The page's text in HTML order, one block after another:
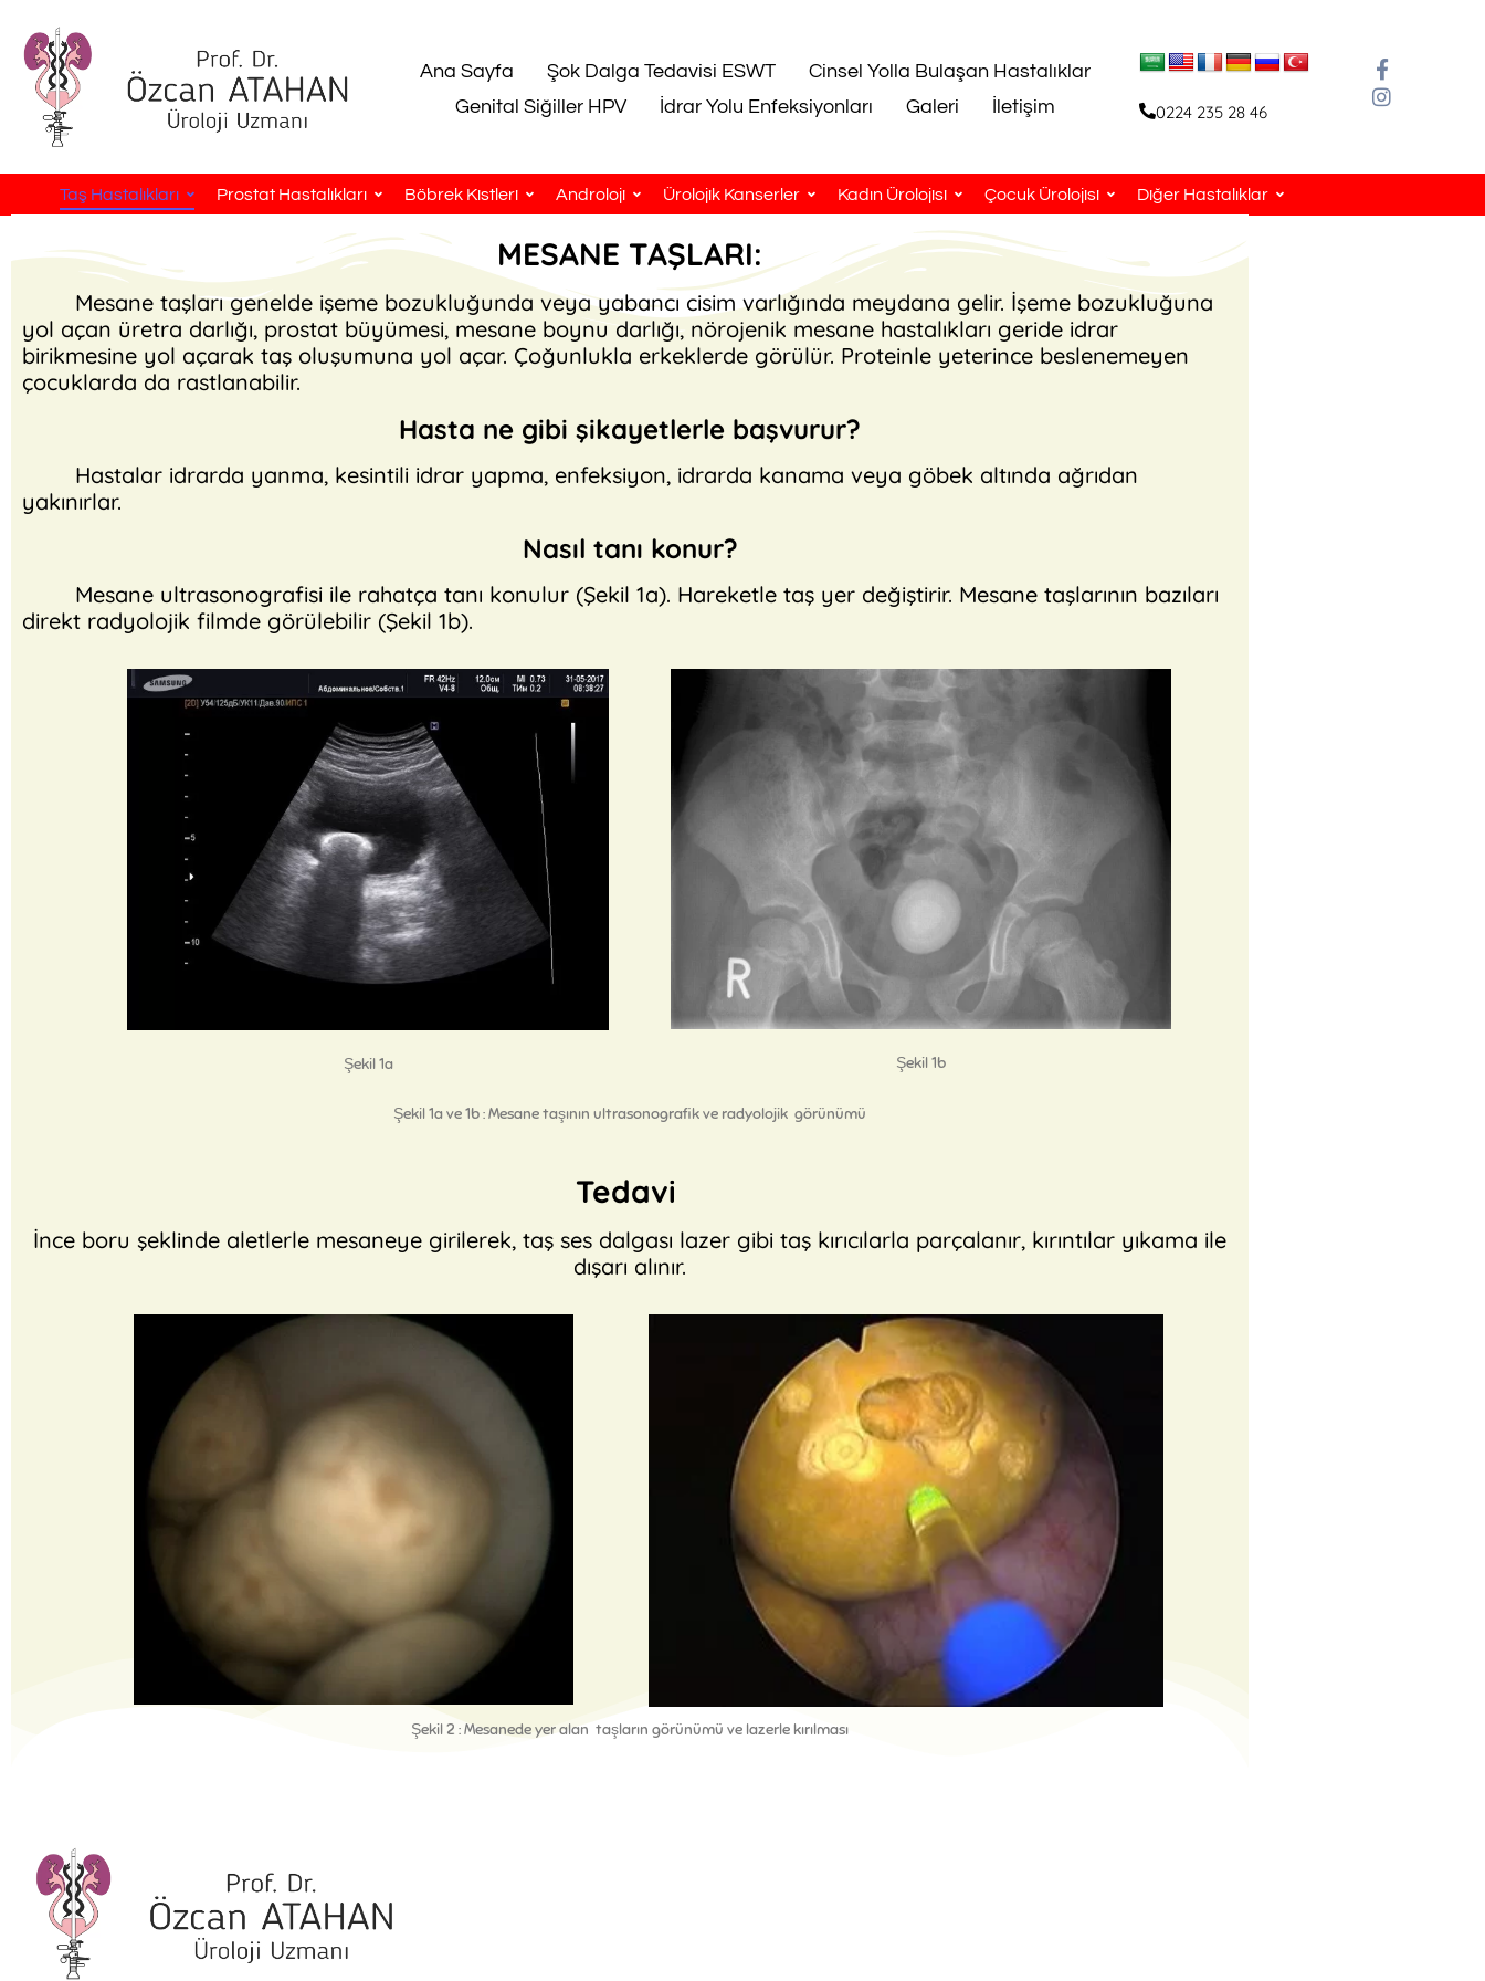
Ana Sayfa Şok Dalga Tedavisi ESWT
Cinsel Yolla Bulaşan Hastalıklar
Genital Siğiller HPV
İdrar Yolu Enfeksiyonları Galeri İletişim 0224 235 28 46
Taş Hastalıkları Prostat Hastalıkları Böbrek Kistleri Androloji Ürolojik Kanserler Kadın Ürolojisi Çocuk Ürolojisi Diğer Hastalıklar
MESANE TAŞLARI:
Mesane taşları genelde işeme bozukluğunda veya yabancı cisim varlığında meydana gelir. İşeme bozukluğuna
yol açan üretra darlığı, prostat büyümesi, mesane boynu darlığı, nörojenik mesane hastalıkları geride idrar
birikmesine yol açarak taş oluşumuna yol açar. Çoğunlukla erkeklerde görülür. Proteinle yeterince beslenemeyen
çocuklarda da rastlanabilir.
Hasta ne gibi şikayetlerle başvurur?
Hastalar idrarda yanma, kesintili idrar yapma, enfeksiyon, idrarda kanama veya göbek altında ağrıdan
yakınırlar.
Nasıl tanı konur?
Mesane ultrasonografisi ile rahatça tanı konulur (Şekil 1a). Hareketle taş yer değiştirir. Mesane taşlarının bazıları
direkt radyolojik filmde görülebilir (Şekil 1b).
Şekil 1a Şekil 1b
Şekil1a ve 1b : Mesane taşının ultrasonografik ve radyolojik görünümü
Tedavi
İnce boru şeklinde aletlerle mesaneye girilerek, taş ses dalgası lazer gibi taş kırıcılarla parçalanır, kırıntılar yıkama ile
dışarı alınır.
Şekil 2 : Mesanede yer alan taşların görünümü ve lazerle kırılması